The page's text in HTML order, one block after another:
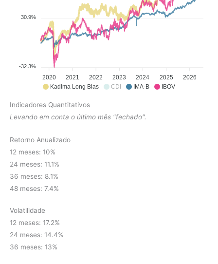
Kadima Long Bias CDI IMA-B IBOV
30.9%
-32.3%
2020 2021 2022 2023 2024 2025 2026
Indicadores Quantitativos
Levando em conta o último mês "fechado".
Retorno Anualizado
12 meses: 10%
24 meses: 11.1%
36 meses: 8.1%
48 meses: 7.4%
Volatilidade
12 meses: 17.2%
24 meses: 14.4%
36 meses: 13%